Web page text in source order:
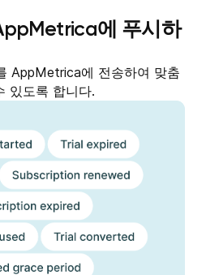
에 푸시하
AppMetrica에 전송하여 맞춤
있도록 합니다.